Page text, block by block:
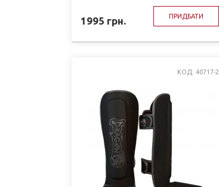
1995 грн. ПРИДБАТИ
КОД: 40717-2